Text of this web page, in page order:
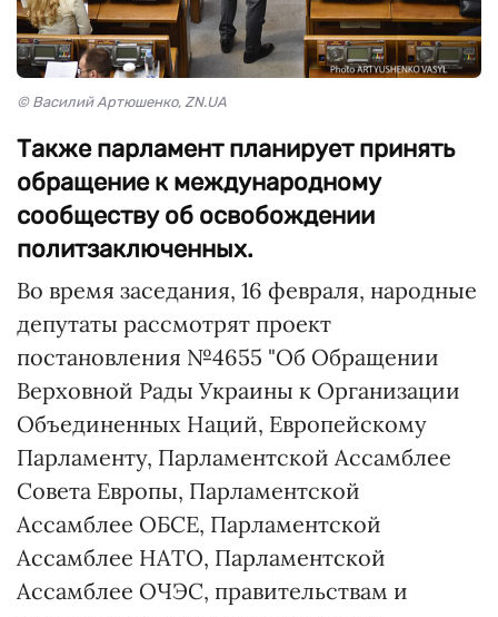
© Василий Артюшенко, ZN.UA
Также парламент планирует принять
обращение к международному
сообществу об освобождении
политзаключенных.
Во время заседания, 16 февраля, народные
депутаты рассмотрят проект
постановления №4655 "Об Обращении
Верховной Рады Украины к Организации
Объединенных Наций, Европейскому
Парламенту, Парламентской Ассамблее
Совета Европы, Парламентской
Ассамблее ОБСЕ, Парламентской
Ассамблее НАТО, Парламентской
Ассамблее ОЧЭС, правительствам и